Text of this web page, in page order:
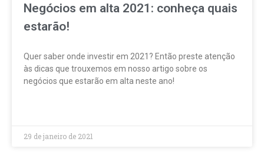
Negócios em alta 2021: conheça quais
estarão!
Quer saber onde investir em 2021? Então preste atenção
às dicas que trouxemos em nosso artigo sobre os
negócios que estarão em alta neste ano!
29 de janeiro de 2021